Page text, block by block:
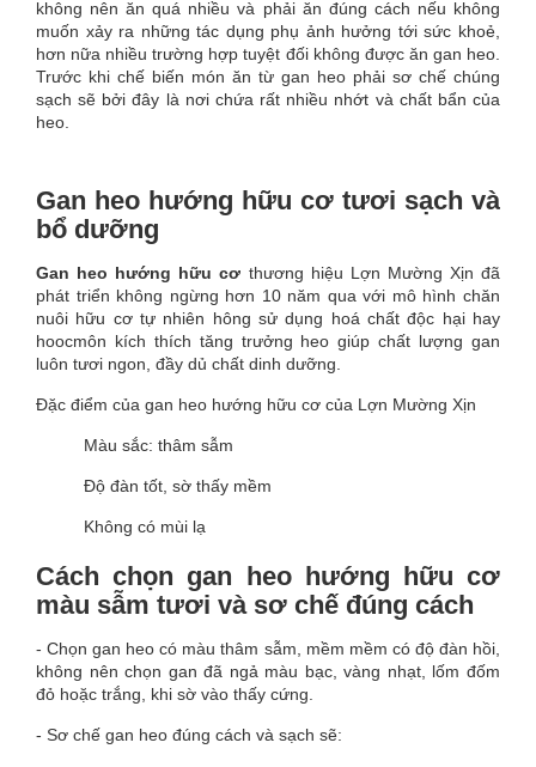
không nên ăn quá nhiều và phải ăn đúng cách nếu không
muốn xảy ra những tác dụng phụ ảnh hưởng tới sức khoẻ,
hơn nữa nhiều trường hợp tuyệt đối không được ăn gan heo.
Trước khi chế biến món ăn từ gan heo phải sơ chế chúng
sạch sẽ bởi đây là nơi chứa rất nhiều nhớt và chất bẩn của
heo.
Gan heo hướng hữu cơ tươi sạch và
bổ dưỡng
Gan heo hướng hữu cơ thương hiệu Lợn Mường Xịn đã
phát triển không ngừng hơn 10 năm qua với mô hình chăn
nuôi hữu cơ tự nhiên hông sử dụng hoá chất độc hại hay
hoocmôn kích thích tăng trưởng heo giúp chất lượng gan
luôn tươi ngon, đầy dủ chất dinh dưỡng.
Đặc điểm của gan heo hướng hữu cơ của Lợn Mường Xịn
Màu sắc: thâm sẫm
Độ đàn tốt, sờ thấy mềm
Không có mùi lạ
Cách chọn gan heo hướng hữu cơ
màu sẫm tươi và sơ chế đúng cách
- Chọn gan heo có màu thâm sẫm, mềm mềm có độ đàn hồi,
không nên chọn gan đã ngả màu bạc, vàng nhạt, lốm đốm
đỏ hoặc trắng, khi sờ vào thấy cứng.
- Sơ chế gan heo đúng cách và sạch sẽ: